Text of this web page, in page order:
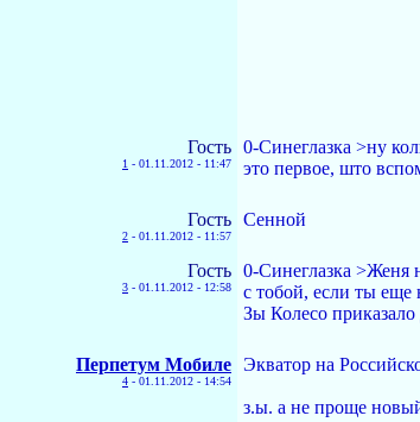
Гость
1 - 01.11.2012 - 11:47
0-Синеглазка >ну
это первое, што
Гость
2 - 01.11.2012 - 11:57
Сенной
Гость
3 - 01.11.2012 - 12:58
0-Синеглазка >Женя
с тобой, если ты еще
Зы Колесо
Перпетум Мобиле
4 - 01.11.2012 - 14:54
Экватор на
з.ы. а не проще